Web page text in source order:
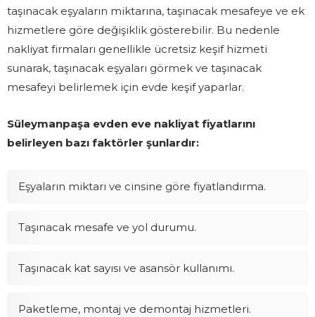
taşınacak eşyaların miktarına, taşınacak mesafeye ve ek
hizmetlere göre değişiklik gösterebilir. Bu nedenle
nakliyat firmaları genellikle ücretsiz keşif hizmeti
sunarak, taşınacak eşyaları görmek ve taşınacak
mesafeyi belirlemek için evde keşif yaparlar.
Süleymanpaşa evden eve nakliyat fiyatlarını
belirleyen bazı faktörler şunlardır:
Eşyaların miktarı ve cinsine göre fiyatlandırma.
Taşınacak mesafe ve yol durumu.
Taşınacak kat sayısı ve asansör kullanımı.
Paketleme, montaj ve demontaj hizmetleri.